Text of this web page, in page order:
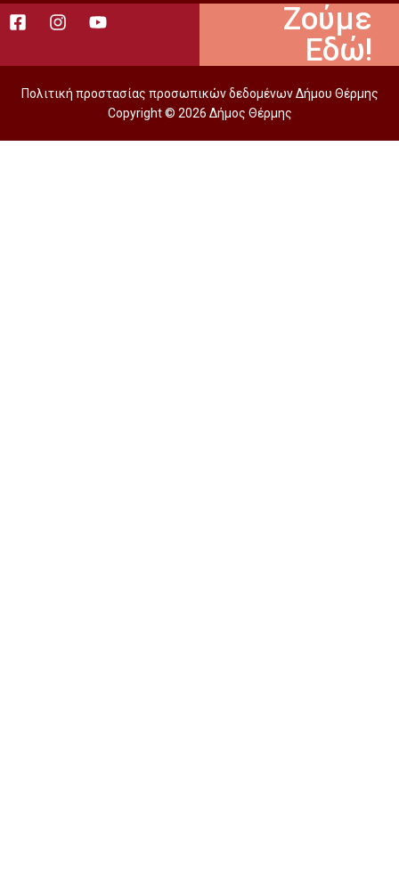
Ζούμε
Εδώ!
Πολιτική προστασίας προσωπικών δεδομένων Δήμου Θέρμης
Copyright © 2026 Δήμος Θέρμης